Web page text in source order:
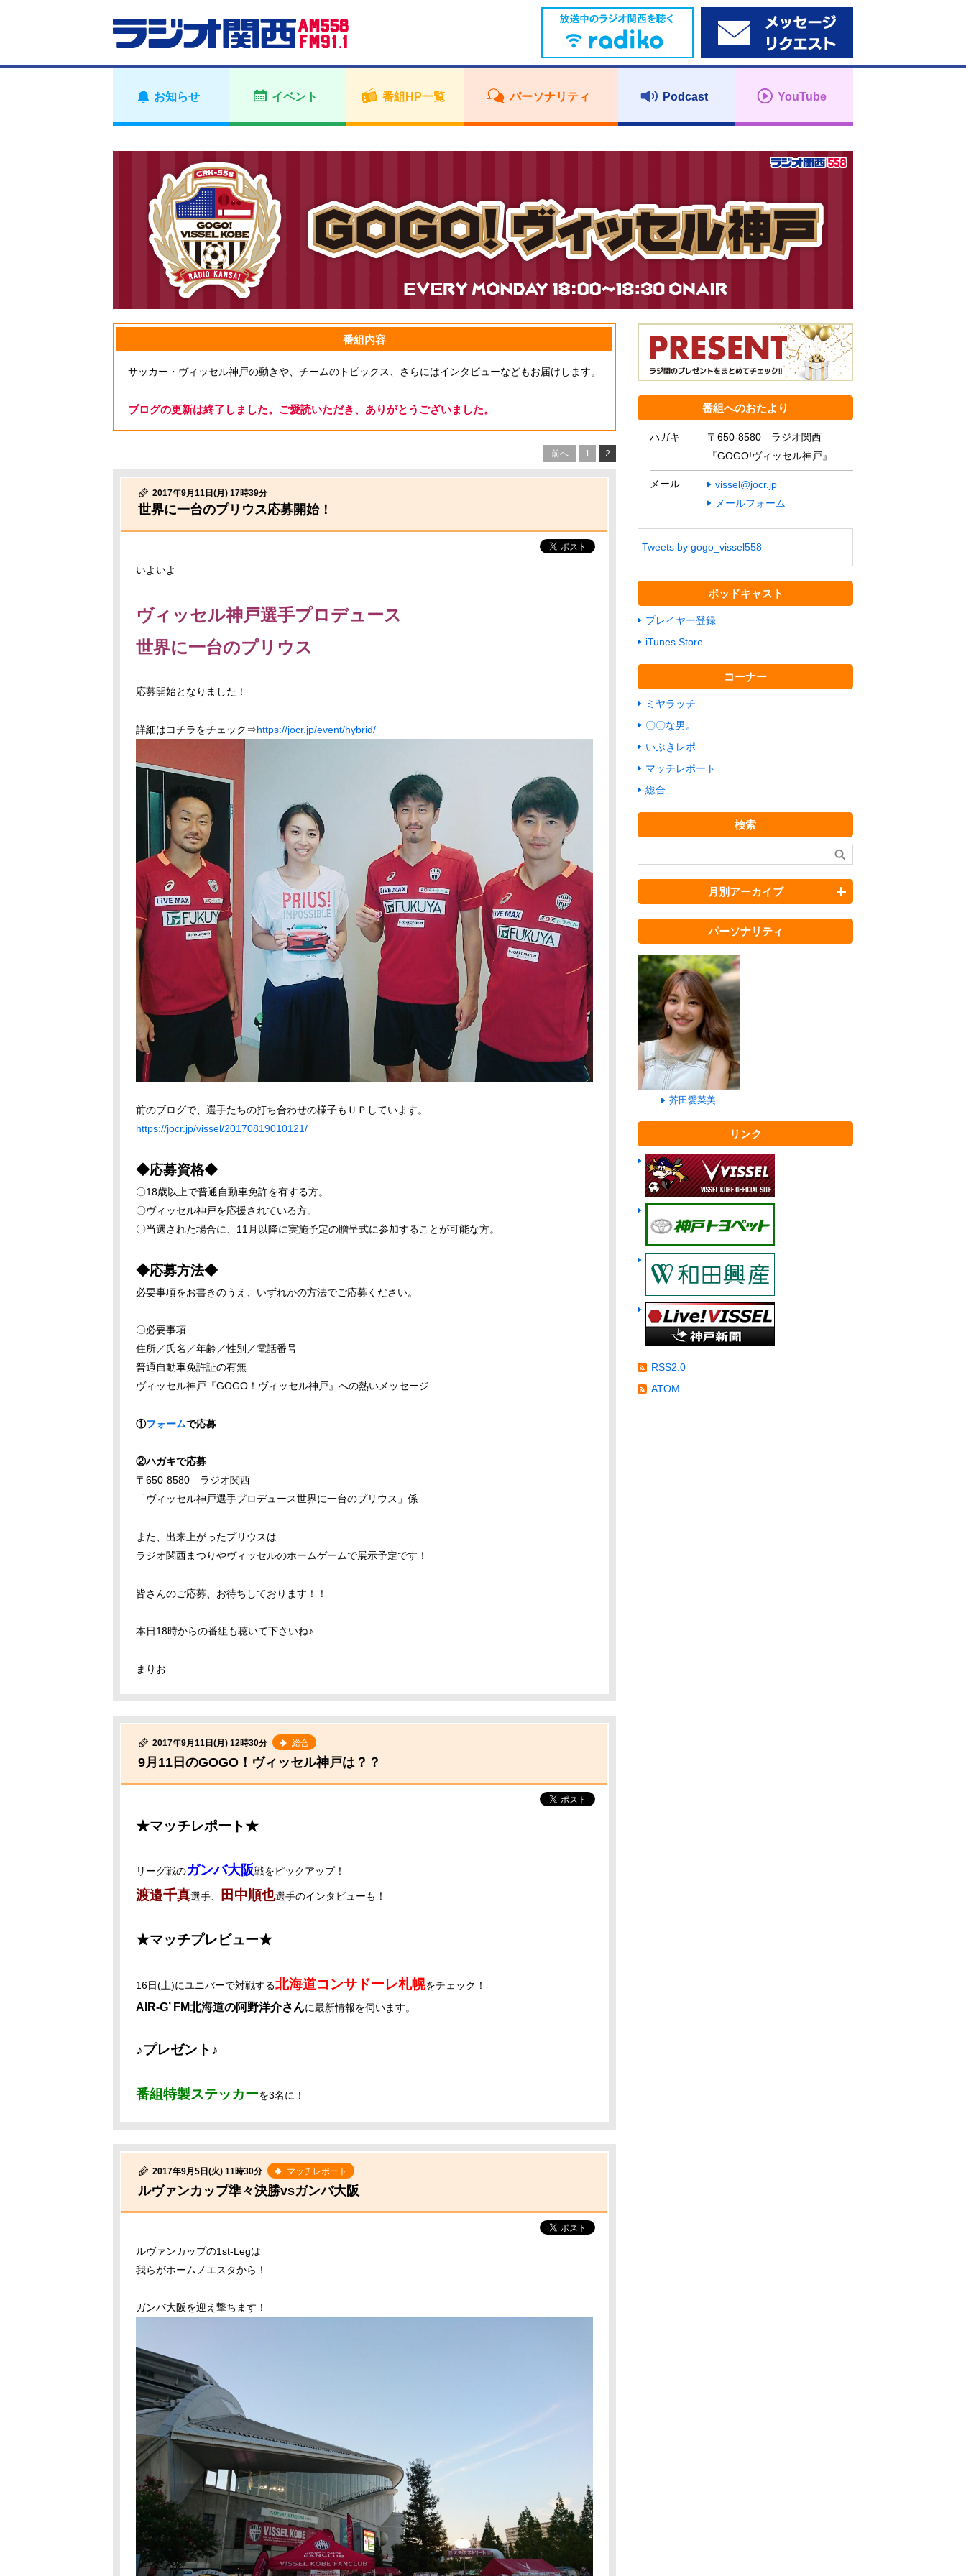
お知らせ イベント 番組HP一覧 パーソナリティ Podcast YouTube
番組内容
サッカー・ヴィッセル神戸の動きや、チームのトピックス、さらにはインタビューなどもお届けします。
ブログの更新は終了しました。ご愛読いただき、ありがとうございました。
前へ 1 2
2017年9月11日(月) 17時39分
世界に一台のプリウス応募開始！
いよいよ
ヴィッセル神戸選手プロデュース
世界に一台のプリウス
応募開始となりました！
詳細はコチラをチェック⇒https://jocr.jp/event/hybrid/
前のブログで、選手たちの打ち合わせの様子もＵＰしています。
https://jocr.jp/vissel/20170819010121/
◆応募資格◆
〇18歳以上で普通自動車免許を有する方。
〇ヴィッセル神戸を応援されている方。
〇当選された場合に、11月以降に実施予定の贈呈式に参加することが可能な方。
◆応募方法◆
必要事項をお書きのうえ、いずれかの方法でご応募ください。
〇必要事項
住所／氏名／年齢／性別／電話番号
普通自動車免許証の有無
ヴィッセル神戸『GOGO！ヴィッセル神戸』への熱いメッセージ
①フォームで応募
②ハガキで応募
〒650-8580 ラジオ関西
「ヴィッセル神戸選手プロデュース世界に一台のプリウス」係
また、出来上がったプリウスは
ラジオ関西まつりやヴィッセルのホームゲームで展示予定です！
皆さんのご応募、お待ちしております！！
本日18時からの番組も聴いて下さいね♪
まりお
2017年9月11日(月) 12時30分 総合
9月11日のGOGO！ヴィッセル神戸は？？
★マッチレポート★
リーグ戦のガンバ大阪戦をピックアップ！
渡邉千真選手、 田中順也選手のインタビューも！
★マッチプレビュー★
16日(土)にユニバーで対戦する北海道コンサドーレ札幌をチェック！
AIR-G’ FM北海道の阿野洋介さんに最新情報を伺います。
♪プレゼント♪
番組特製ステッカーを3名に！
2017年9月5日(火) 11時30分 マッチレポート
ルヴァンカップ準々決勝vsガンバ大阪
ルヴァンカップの1st-Legは
我らがホームノエスタから！
ガンバ大阪を迎え撃ちます！
番組へのおたより
ハガキ
〒650-8580 ラジオ関西
『GOGO!ヴィッセル神戸』
メール
vissel@jocr.jp
メールフォーム
Tweets by gogo_vissel558
ポッドキャスト
プレイヤー登録
iTunes Store
コーナー
ミヤラッチ
〇〇な男。
いぶきレポ
マッチレポート
総合
検索
月別アーカイブ
パーソナリティ
芥田愛菜美
リンク
RSS2.0
ATOM